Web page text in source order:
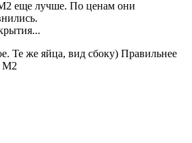
еще лучше. По ценам они
Те же яйца, вид сбоку) Правильнее
M2